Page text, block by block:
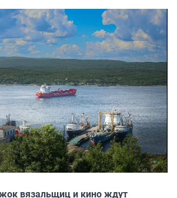
вязальщиц и кино ждут